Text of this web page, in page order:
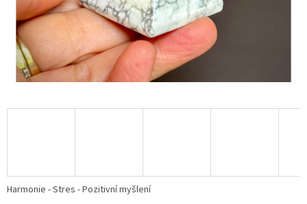
Harmonie - Stres - Pozitivní myšlení